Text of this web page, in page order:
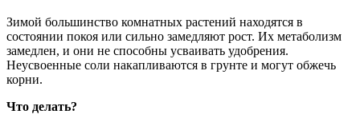
Зимой большинство комнатных растений находятся в
состоянии покоя или сильно замедляют рост. Их метаболизм
замедлен, и они не способны усваивать удобрения.
Неусвоенные соли накапливаются в грунте и могут обжечь
корни.
Что делать?